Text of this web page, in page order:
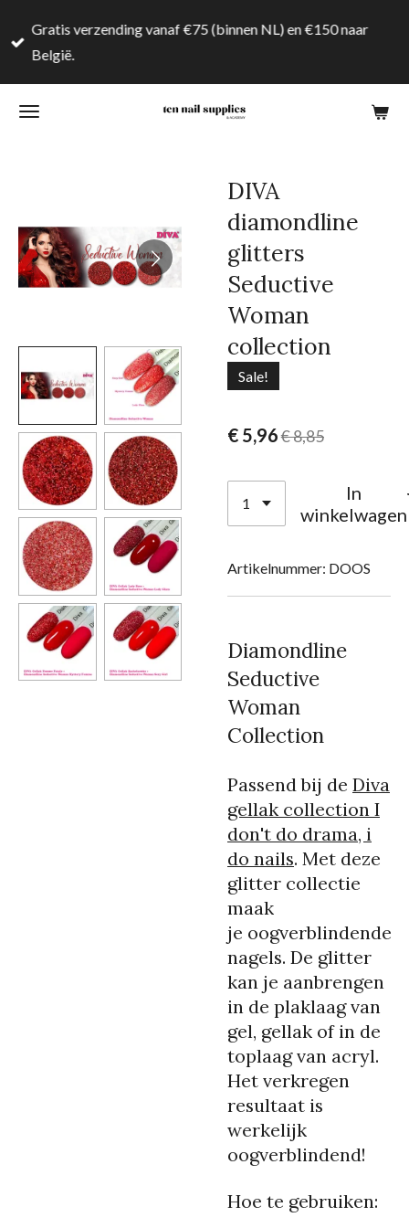
direct
hoofdinhoud
Gratis verzending vanaf €75 (binnen NL) en €150 naar
België.
DIVA
diamondline
glitters
Seductive
Woman
collection
Sale!
€ 5,96€ 8,85
In
winkelwagen
Artikelnummer: DOOS
Diamondline
Seductive
Woman
Collection
Passend bij de Diva
gellak collection I
don't do drama, i
do nails. Met deze
glitter collectie
maak
je oogverblindende
nagels. De glitter
kan je aanbrengen
in de plaklaag van
gel, gellak of in de
toplaag van acryl.
Het verkregen
resultaat is
werkelijk
oogverblindend!
Hoe te gebruiken: